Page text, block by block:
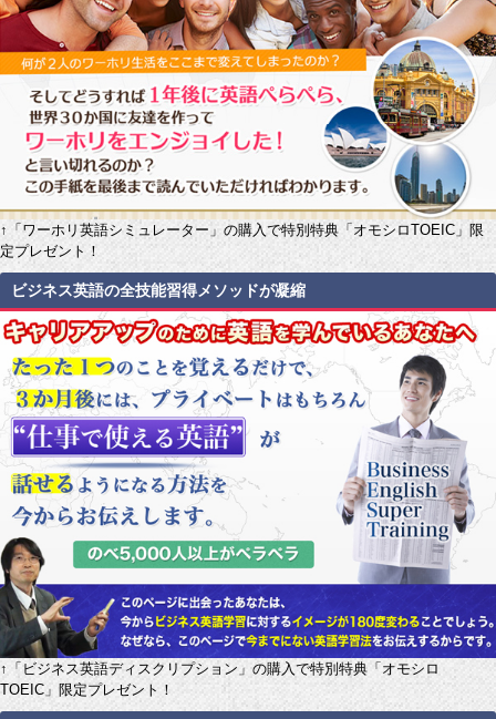
↑「ワーホリ英語シミュレーター」の購入で特別特典「オモシロTOEIC」限
定プレゼント！
ビジネス英語の全技能習得メソッドが凝縮
↑「ビジネス英語ディスクリプション」の購入で特別特典「オモシロ
TOEIC」限定プレゼント！